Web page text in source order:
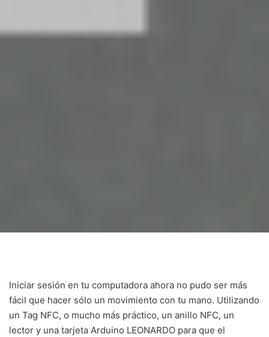
Iniciar sesión en tu computadora ahora no pudo ser más
fácil que hacer sólo un movimiento con tu mano. Utilizando
un Tag NFC, o mucho más práctico, un anillo NFC, un
lector y una tarjeta Arduino LEONARDO para que el